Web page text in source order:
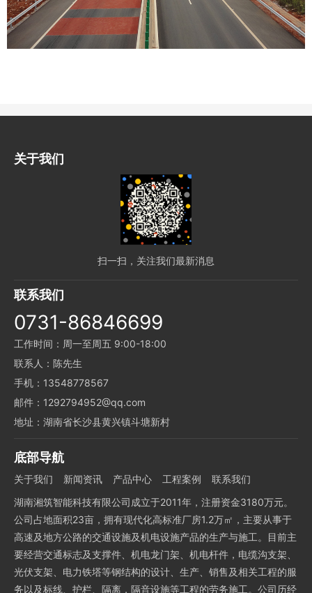
关于我们
扫一扫，关注我们最新消息
联系我们
0731-86846699
工作时间：周一至周五 9:00-18:00
联系人：陈先生
手机：13548778567
邮件：1292794952@qq.com
地址：湖南省长沙县黄兴镇斗塘新村
底部导航
关于我们 新闻资讯 产品中心 工程案例
联系我们
湖南湘筑智能科技有限公司成立于2011年，注册资金3180万元。
公司占地面积23亩，拥有现代化高标准厂房1.2万㎡，主要从事于
高速及地方公路的交通设施及机电设施产品的生产与施工。目前主
要经营交通标志及支撑件、机电龙门架、机电杆件，电缆沟支架、
光伏支架、电力铁塔等钢结构的设计、生产、销售及相关工程的服
务以及标线、护栏、隔离，隔音设施等工程的劳务施工。公司历经